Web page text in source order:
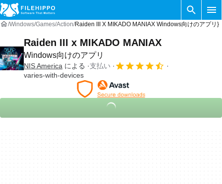
Windows Games Action Raiden III X MIKADO MANIAX Windows向けのアプリ}
Raiden III x MIKADO MANIAX
Windows向けのアプリ
NIS America による
支払い
varies-with-devices